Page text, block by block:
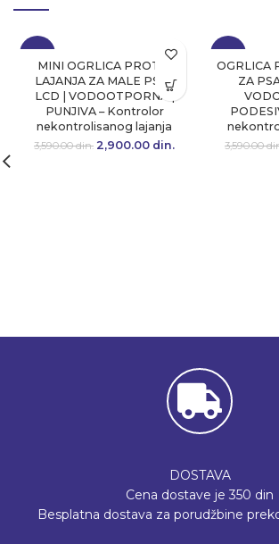
MINI OGRLICA PROTIV
LAJANJA ZA MALE PSE |
LCD | VODOOTPORNA |
PUNJIVA – Kontrolor
nekontrolisanog lajanja
3,590.00din. Originalna cena
2,900.00 din.
Trenutna
OGRLICA
ZA
3,590.00
DOSTAVA
Cena dostave je 350 din
Besplatna dostava za porudžbine